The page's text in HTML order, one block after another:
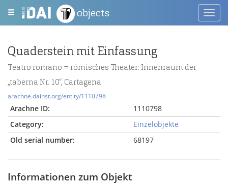
objects
Quaderstein mit Einfassung
Teatro romano = römisches Theater: Innenraum der
„taberna Nr. 10“, Cartagena
arachne.dainst.org/entity/1110798
Arachne ID:
1110798
Category:
Einzelobjekte
Old serial number:
68197
Informationen zum Objekt